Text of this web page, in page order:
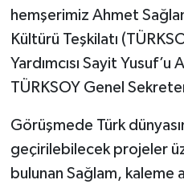
hemşerimiz Ahmet
Kültürü Teşkilatı
Yardımcısı Sayit Yusuf’u
TÜRKSOY Genel
Görüşmede Türk
geçirilebilecek projeler
bulunan Sağlam, kaleme